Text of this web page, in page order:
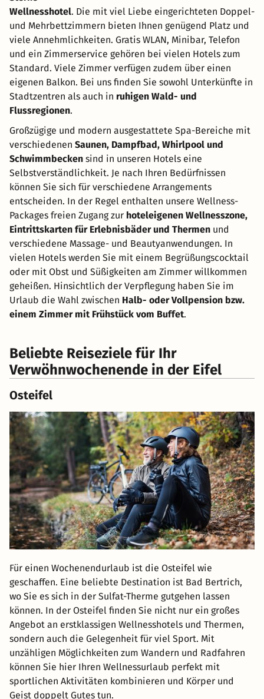
Wellnesshotel. Die mit viel Liebe eingerichteten Doppel-
und Mehrbettzimmern bieten Ihnen genügend Platz und
viele Annehmlichkeiten. Gratis WLAN, Minibar, Telefon
und ein Zimmerservice gehören bei vielen Hotels zum
Standard. Viele Zimmer verfügen zudem über einen
eigenen Balkon. Bei uns finden Sie sowohl Unterkünfte in
Stadtzentren als auch in ruhigen Wald- und
Flussregionen.
Großzügige und modern ausgestattete Spa-Bereiche mit
verschiedenen Saunen, Dampfbad, Whirlpool und
Schwimmbecken sind in unseren Hotels eine
Selbstverständlichkeit. Je nach Ihren Bedürfnissen
können Sie sich für verschiedene Arrangements
entscheiden. In der Regel enthalten unsere Wellness-
Packages freien Zugang zur hoteleigenen Wellnesszone,
Eintrittskarten für Erlebnisbäder und Thermen und
verschiedene Massage- und Beautyanwendungen. In
vielen Hotels werden Sie mit einem Begrüßungscocktail
oder mit Obst und Süßigkeiten am Zimmer willkommen
geheißen. Hinsichtlich der Verpflegung haben Sie im
Urlaub die Wahl zwischen Halb- oder Vollpension bzw.
einem Zimmer mit Frühstück vom Buffet.
Beliebte Reiseziele für Ihr
Verwöhnwochenende in der Eifel
Osteifel
Für einen Wochenendurlaub ist die Osteifel wie
geschaffen. Eine beliebte Destination ist Bad Bertrich,
wo Sie es sich in der Sulfat-Therme gutgehen lassen
können. In der Osteifel finden Sie nicht nur ein großes
Angebot an erstklassigen Wellnesshotels und Thermen,
sondern auch die Gelegenheit für viel Sport. Mit
unzähligen Möglichkeiten zum Wandern und Radfahren
können Sie hier Ihren Wellnessurlaub perfekt mit
sportlichen Aktivitäten kombinieren und Körper und
Geist doppelt Gutes tun.